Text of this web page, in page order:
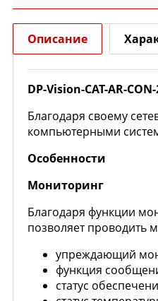
Описание
DP-Vision-CAT-AR-
Благодаря своему
компьютерными
Особенности
Мониторинг
Благодаря функции
позволяет проводить
упреждающий
функция
статус